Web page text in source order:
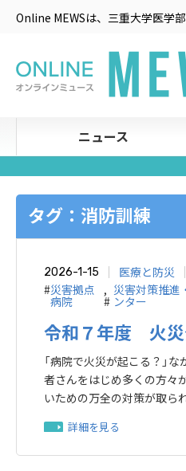
Online MEWSは、三重大学医学
ニュース
タグ：消防訓練
2026-1-15
医療と防災
#災害拠点
病院
,
#
災害対策推進
ンター
令和７年度 火災
「病院で火災が起こる？」
者さんをはじめ多くの方々
いための万全の対策が取ら
詳細を見る